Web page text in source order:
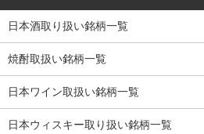
日本酒取り扱い銘柄一覧
焼酎取扱い銘柄一覧
日本ワイン取扱い銘柄一覧
日本ウィスキー取り扱い銘柄一覧